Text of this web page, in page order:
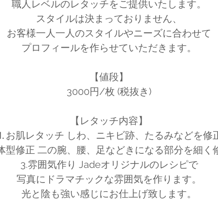
職人レベルのレタッチをご提供いたします。
スタイルは決まっておりません、
お客様一人一人のスタイルやニーズに合わせて
プロフィールを作らせていただきます。
【値段】
3000円/枚 (税抜き)
【レタッチ内容】
肌レタッチ しわ、ニキビ跡、たるみなどを修
修正 二の腕、腰、足などきになる部分を細く
3.雰囲気作り Jadeオリジナルのレシピで
写真にドラマチックな雰囲気を作ります。
光と陰も強い感じにお仕上げ致します。